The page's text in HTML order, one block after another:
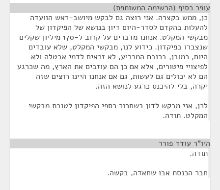
עופר כסיף (הרשימה המשותפת)
כן, ממש בקצרה. אני רוצה גם לבקש מיושב-ראש הוועדה
להעלות בהקדם לסדר-היום דיון בנושא של הפיקדון של
מבקשי המקלט. אנחנו מדברים על קרוב ל-170 מיליון שקלים
שנצברו בפיקדון. כידוע לנו, מבקשי המקלט, שלא עובדים
היום, כמובן, ברובם המכריע, לא זכאים לדמי אבטלה ולא
לפיצויי פיטורים, אלא אם כן הם עוזבים את הארץ, מה שכרגע
הם לא יכולים גם לעשות, גם אם אנחנו היינו רוצים שזה
יקרה, בלי להיכנס כרגע לנושא הזה.
לכן, אני מבקש לדון בשחרור כספי הפיקדון לטובת מבקשי
המקלט. תודה.
היו"ר עודד פורר
תודה.
חבר הכנסת אבו שחאדה, בקשה.